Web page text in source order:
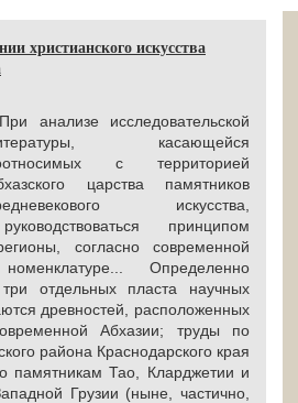
христианского искусства
анализе исследовательской
касающейся
с территорией
царства памятников
искусства,
принципом
согласно современной
номенклатуре... Определенно
отдельных пласта научных
древностей, расположенных
Абхазии; труды по
района Краснодарского края
памятникам Тао, Кларджетии и
Грузии (ныне, частично,